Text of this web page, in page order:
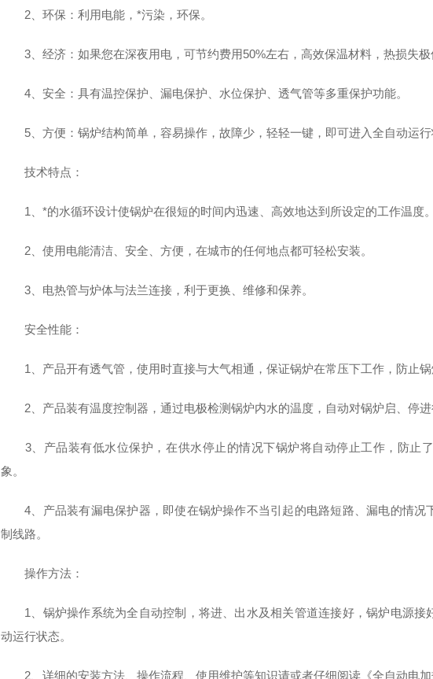
2、环保：利用电能，*污染，环保。
3、经济：如果您在深夜用电，可节约费用50%左右，高效保温材料，热损失极
4、安全：具有温控保护、漏电保护、水位保护、透气管等多重保护功能。
5、方便：锅炉结构简单，容易操作，故障少，轻轻一键，即可进入全自动运行
技术特点：
1、*的水循环设计使锅炉在很短的时间内迅速、高效地达到所设定的工作温度。
2、使用电能清洁、安全、方便，在城市的任何地点都可轻松安装。
3、电热管与炉体与法兰连接，利于更换、维修和保养。
安全性能：
1、产品开有透气管，使用时直接与大气相通，保证锅炉在常压下工作，防止锅
2、产品装有温度控制器，通过电极检测锅炉内水的温度，自动对锅炉启、停进
3、产品装有低水位保护，在供水停止的情况下锅炉将自动停止工作，防止
象。
4、产品装有漏电保护器，即使在锅炉操作不当引起的电路短路、漏电的情况
制线路。
操作方法：
1、锅炉操作系统为全自动控制，将进、出水及相关管道连接好，锅炉电源接
动运行状态。
2、详细的安装方法、操作流程、使用维护等知识请或者仔细阅读《全自动电加